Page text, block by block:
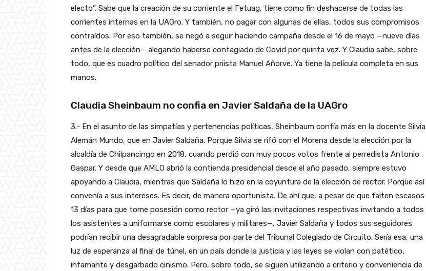
electo”. Sabe que la creación de su corriente el Fetuag, tiene como fin deshacerse de todas las
corrientes internas en la UAGro. Y también, no pagar con algunas de ellas, todos sus compromisos
contraídos. Por eso también, se negó a seguir haciendo campaña desde el 16 de mayo —nueve días
antes de la elección— alegando haberse contagiado de Covid por quinta vez. Y Claudia sabe, sobre
todo, que es cuadro político del senador priista Manuel Añorve. Ya tiene la película completa en sus
manos.
Claudia Sheinbaum no confia en Javier Saldaña de la UAGro
3.- En el asunto de las simpatías y pertenencias políticas, Sheinbaum confía más en la docente Silvia
Alemán Mundo, que en Javier Saldaña. Porque Silvia se rifó con el Morena desde la elección por la
alcaldía de Chilpancingo en 2018, cuando perdió con muy pocos votos frente al perredista Antonio
Gaspar. Y desde que AMLO abrió la contienda presidencial desde el año pasado, siempre estuvo
apoyando a Claudia, mientras que Saldaña lo hizo en la coyuntura de la elección de rector. Porque así
convenía a sus intereses. Es decir, de manera oportunista. De ahí que, a pesar de que falten escasos
13 días para que tome posesión como rector —ya giró las invitaciones respectivas invitando a todos
los asistentes a uniformarse como escolares y militares—, Javier Saldaña y todos sus seguidores
podrían recibir una desagradable sorpresa por parte del Tribunal Colegiado de Circuito. Sería esa, una
luz de esperanza al final de túnel, en un país donde la justicia y las leyes se violan con patético,
infamante y desgarbado cinismo. Pero, sobre todo, se siguen utilizando a criterio y conveniencia de